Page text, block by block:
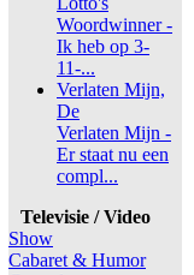
Woordwinner -
Ik heb op 3-
11-...
Verlaten Mijn,
De
Verlaten Mijn -
Er staat nu een
compl...
Televisie / Video
Show
Cabaret & Humor